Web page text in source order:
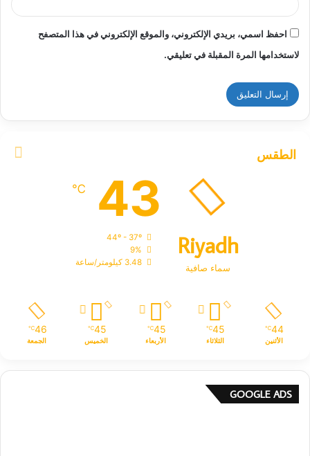
احفظ اسمي، بريدي الإلكتروني، والموقع الإلكتروني في هذا المتصفح
لاستخدامها المرة المقبلة في تعليقي.
الطقس
Riyadh
سماء صافية
43
℃
44º - 37º
9%
3.48 كيلومتر/ساعة
44
℃
الأثنين
45
℃
الثلاثاء
45
℃
الأربعاء
45
℃
الخميس
46
℃
الجمعة
GOOGLE ADS